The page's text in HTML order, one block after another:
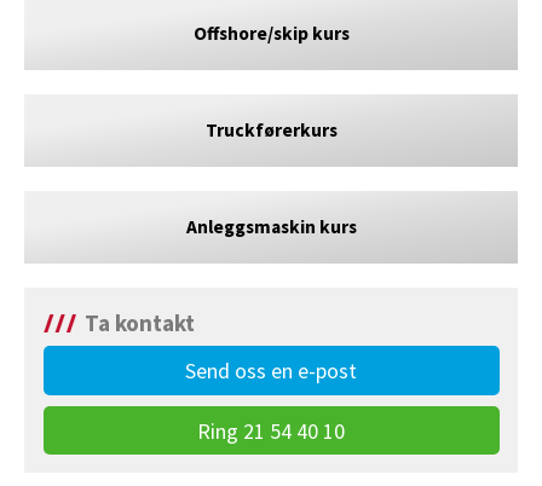
Offshore/skip kurs
Truckførerkurs
Anleggsmaskin kurs
Ta kontakt
Send oss en e-post
Ring 21 54 40 10